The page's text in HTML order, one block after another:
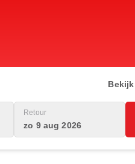
Retour
zo 9 aug 2026